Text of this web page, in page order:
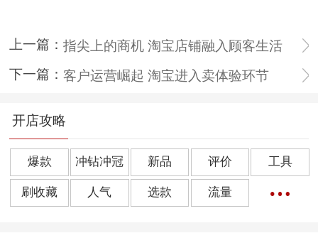
上一篇：指尖上的商机 淘宝店铺融入顾客生活
下一篇：客户运营崛起 淘宝进入卖体验环节
开店攻略
爆款 冲钻冲冠 新品 评价 工具
刷收藏 人气 选款 流量